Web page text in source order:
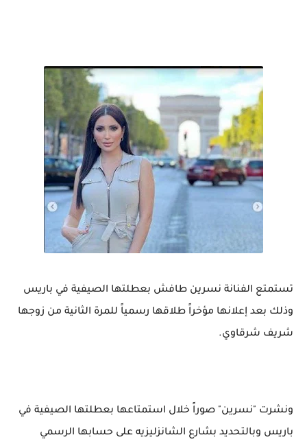
تستمتع الفنانة نسرين طافش بعطلتها الصيفية في باريس
وذلك بعد إعلانها مؤخراً طلاقها رسمياً للمرة الثانية من زوجها
شريف شرقاوي.
ونشرت "نسرين" صوراً خلال استمتاعها بعطلتها الصيفية في
باريس وبالتحديد بشارع الشانزليزيه على حسابها الرسمي